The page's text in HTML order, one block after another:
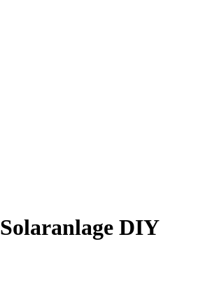
Solaranlage DIY